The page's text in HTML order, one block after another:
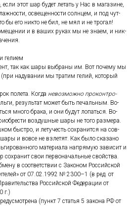
этот шар бу­дет ле­тать у Нас в ма­гази­не,
ос­ве­щен­ности сол­нцем, и под чут­
бы его ник­то не бил, не мял и не тро­гал!
и в ва­ших ру­ках мы не зна­ем, и ник­
ге­ли­ем
так как ша­ры выб­ра­ны им. Вот по­чему мы
на­дува­нии мы тра­тим ге­лий, ко­торый
по­лета. Ког­да не­воз­можно про­кон­тро­
ре­зуль­тат мо­жет быть пе­чаль­ным. Во-
мно­го бра­ка, и они бу­дут ло­пать­ся. Во-
воз­душные ша­ры не то­го раз­ме­ра.
быс­тро, и ле­тучесть сох­ра­нит­ся на сов­
и вов­се не взле­тят. Как бы­ло ска­зано
ма­тери­ала нап­ря­мую за­висит и
сох­ра­нит свои пер­во­началь­ные свой­ства.
в со­от­ветс­твии с За­коном Рос­сий­ской
от 07.02.1992 № 2300–1 (в ред. от
Рос­сий­ской Фе­дера­ции от
г.)
(пункт 7 статья 5 за­кона РФ от